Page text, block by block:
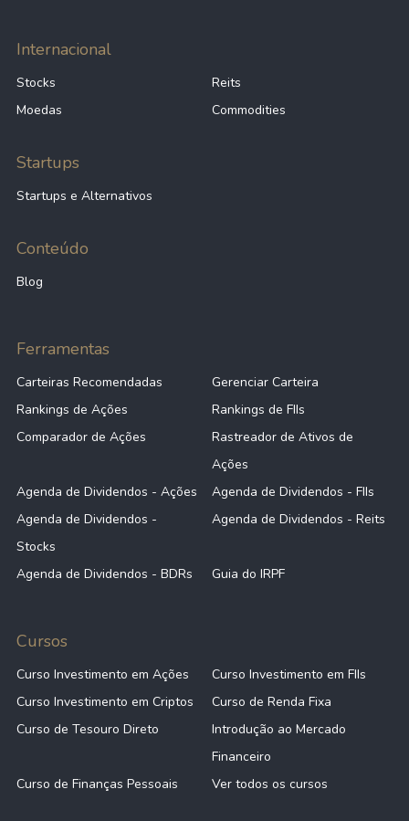
Internacional
Stocks
Reits
Moedas
Commodities
Startups
Startups e Alternativos
Conteúdo
Blog
Ferramentas
Carteiras Recomendadas
Gerenciar Carteira
Rankings de Ações
Rankings de FIIs
Comparador de Ações
Rastreador de Ativos de
Ações
Agenda de Dividendos - Ações
Agenda de Dividendos - FIIs
Agenda de Dividendos -
Stocks
Agenda de Dividendos - Reits
Agenda de Dividendos - BDRs Guia do IRPF
Cursos
Curso Investimento em Ações
Curso Investimento em FIIs
Curso Investimento em Criptos
Curso de Renda Fixa
Curso de Tesouro Direto
Introdução ao Mercado
Financeiro
Curso de Finanças Pessoais
Ver todos os cursos